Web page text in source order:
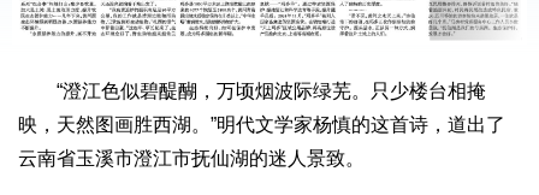
“澄江色似碧醍醐，万顷烟波际绿芜。只少楼台相掩
映，天然图画胜西湖。”明代文学家杨慎的这首诗，道出了
云南省玉溪市澄江市抚仙湖的迷人景致。